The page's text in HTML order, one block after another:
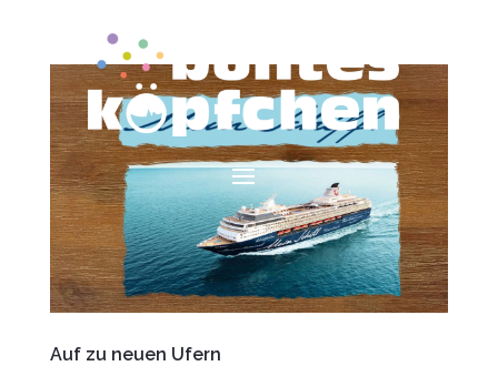
Auf zu neuen Ufern